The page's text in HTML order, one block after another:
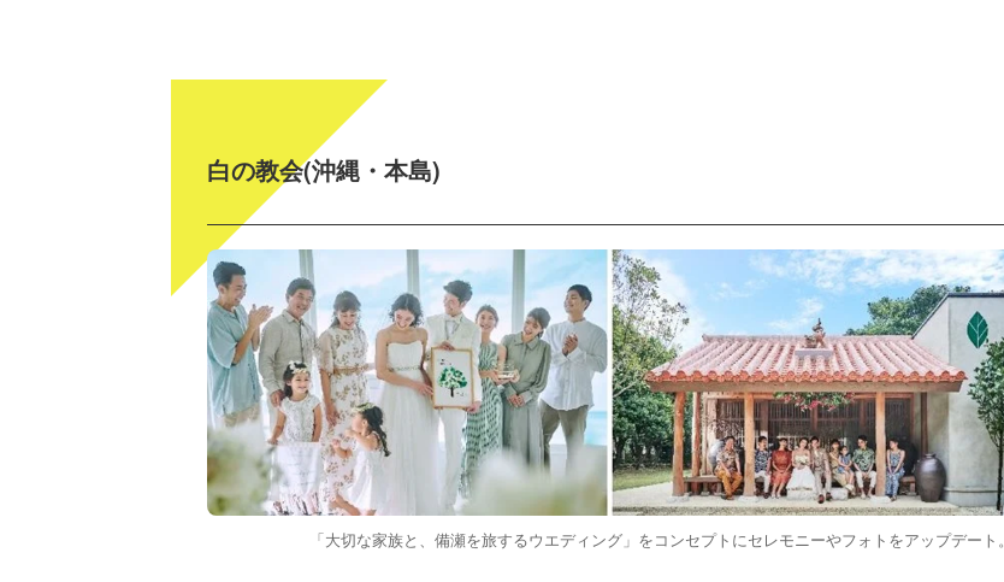
白の教会(沖縄・本島)
「大切な家族と、備瀬を旅するウエディング」をコンセプトにセレモニーやフォトをアップデート。